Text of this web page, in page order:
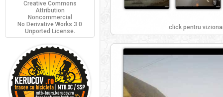
click pentru
Creative Commons
Attribution
Noncommercial
No Derivative Works 3.0
Unported License.